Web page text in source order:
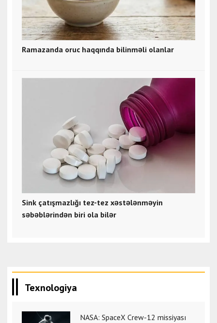
Ramazanda oruc haqqında bilinməli olanlar
Sink çatışmazlığı tez-tez xəstələnməyin
səbəblərindən biri ola bilər
Texnologiya
NASA: SpaceX Crew-12 missiyası